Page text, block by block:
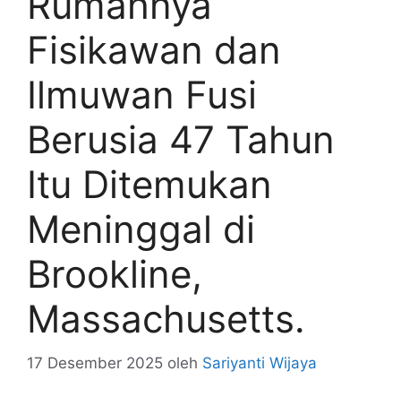
Fisikawan dan
Ilmuwan Fusi
Berusia 47 Tahun
Itu Ditemukan
Meninggal di
Brookline,
Massachusetts.
17 Desember 2025 oleh Sariyanti Wijaya